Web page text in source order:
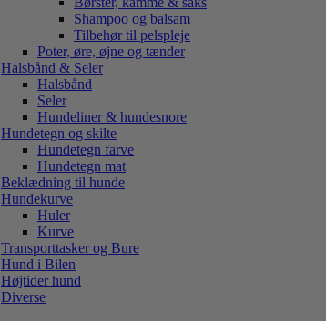
Shampoo og balsam
Tilbehør til pelspleje
Poter, øre, øjne og tænder
Halsbånd & Seler
Halsbånd
Seler
Hundeliner & hundesnore
Hundetegn og skilte
Hundetegn farve
Hundetegn mat
Beklædning til hunde
Hundekurve
Huler
Kurve
Transporttasker og Bure
Hund i Bilen
Højtider hund
Diverse